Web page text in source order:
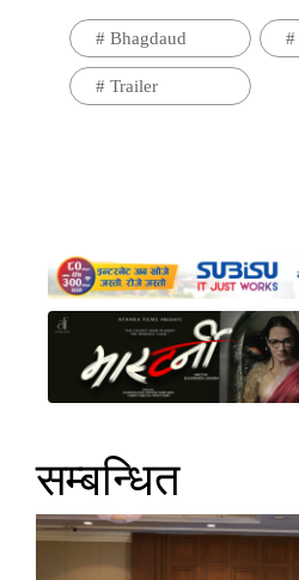
# Bhagdaud #
# Trailer
सम्बन्धित